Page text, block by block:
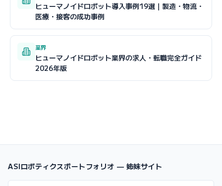
ヒューマノイドロボット導入事例19選｜製造・物流・
医療・接客の成功事例
業界
ヒューマノイドロボット業界の求人・転職完全ガイド
2026年版
ASIロボティクスポートフォリオ — 姉妹サイト